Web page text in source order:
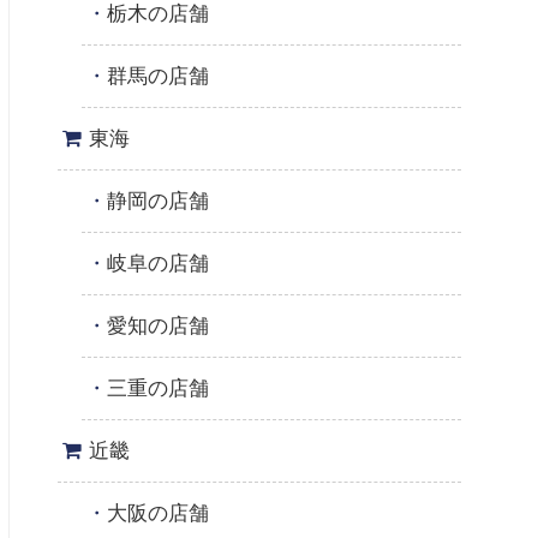
栃木の店舗
群馬の店舗
東海
静岡の店舗
岐阜の店舗
愛知の店舗
三重の店舗
近畿
大阪の店舗